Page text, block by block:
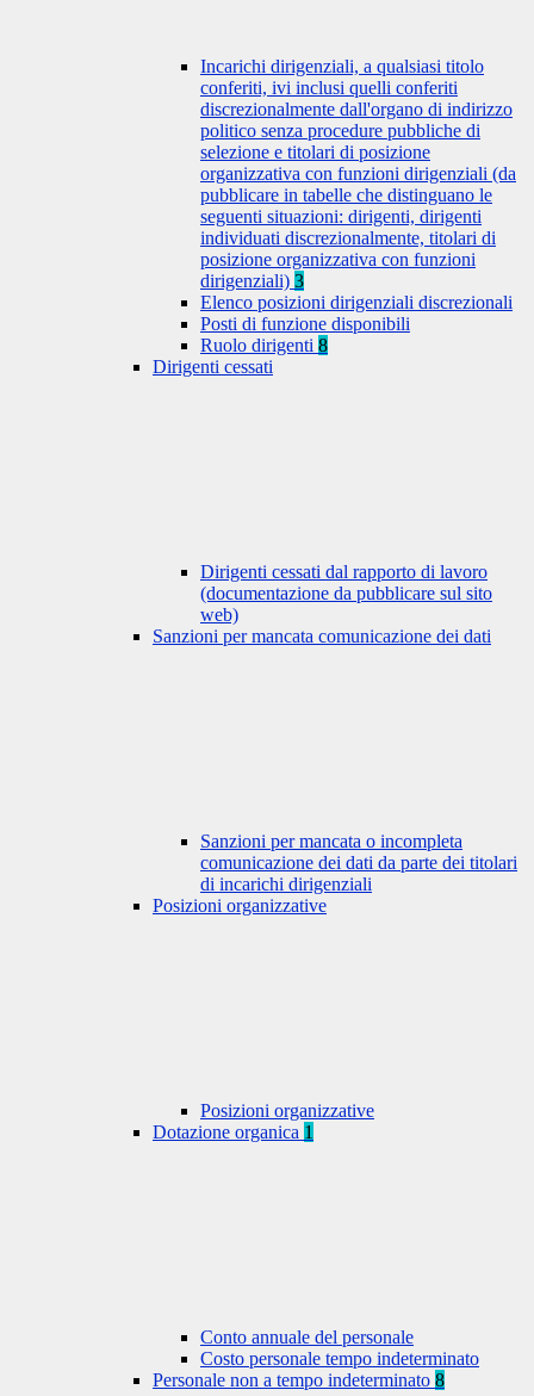
Incarichi dirigenziali, a qualsiasi titolo
conferiti, ivi inclusi quelli conferiti
discrezionalmente dall'organo di indirizzo
politico senza procedure pubbliche di
selezione e titolari di posizione
organizzativa con funzioni dirigenziali (da
pubblicare in tabelle che distinguano le
seguenti situazioni: dirigenti, dirigenti
individuati discrezionalmente, titolari di
posizione organizzativa con funzioni
dirigenziali) 3
Elenco posizioni dirigenziali discrezionali
Posti di funzione disponibili
Ruolo dirigenti 8
Dirigenti cessati
Dirigenti cessati dal rapporto di lavoro
(documentazione da pubblicare sul sito
web)
Sanzioni per mancata comunicazione dei dati
Sanzioni per mancata o incompleta
comunicazione dei dati da parte dei titolari
di incarichi dirigenziali
Posizioni organizzative
Posizioni organizzative
Dotazione organica 1
Conto annuale del personale
Costo personale tempo indeterminato
Personale non a tempo indeterminato 8